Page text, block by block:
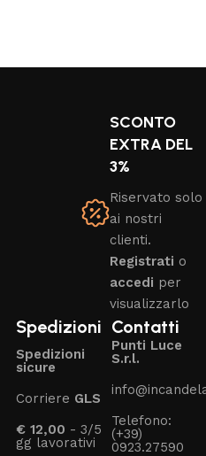
SCONTO
EXTRA DEL
3%
Riservato solo
ai nostri
clienti.
Registrati o
accedi per
visualizzarlo
Spedizioni
Spedizioni
sicure
Corriere GLS
€ 12,00 - 3/5
gg lavorativi
Contatti
Punti Luce
S.r.l.
Telefono:
(+39)
0923.27590